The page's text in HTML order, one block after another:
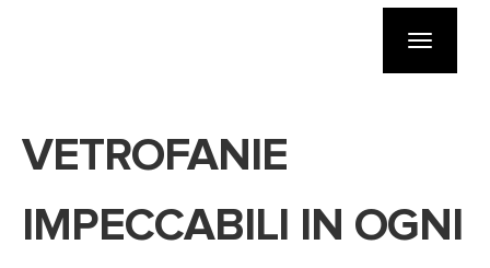
Toggle
VETROFANIE
IMPECCABILI IN OGNI